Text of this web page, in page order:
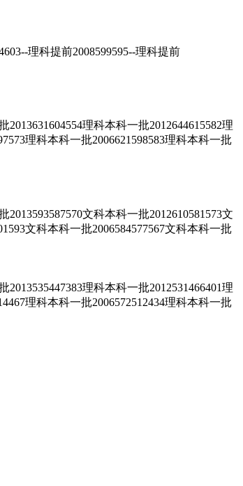
理科提前2008599595--理科提前
理科本科一批2012644615582理
理科本科一批2006621598583理科本科一批
文科本科一批2012610581573文
文科本科一批2006584577567文科本科一批
理科本科一批2012531466401理
理科本科一批2006572512434理科本科一批